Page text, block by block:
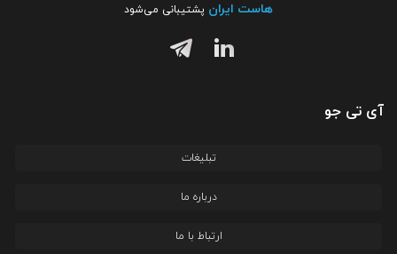
هاست ایران پشتیبانی می‌شود
آی تی جو
تبلیغات
درباره ما
ارتباط با ما